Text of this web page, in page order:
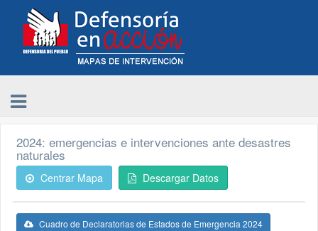
2024: emergencias e intervenciones ante desastres
naturales
Centrar Mapa Descargar Datos
Cuadro de Declaratorias de Estados de Emergencia 2024